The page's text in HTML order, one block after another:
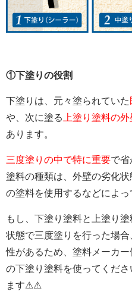
①下塗りの役割
下塗りは、元々塗られていた
や、次に塗る 上塗り塗料の
あります。
三度塗りの中で特に重要で省
塗料の種類は、外壁の劣化
の塗料を使用するなどによっ
もし、下塗り塗料と上塗り
状態で三度塗りを行った場
性があるため、塗料メーカ
の下塗り塗料を使ってくだ
ます⚠⚠